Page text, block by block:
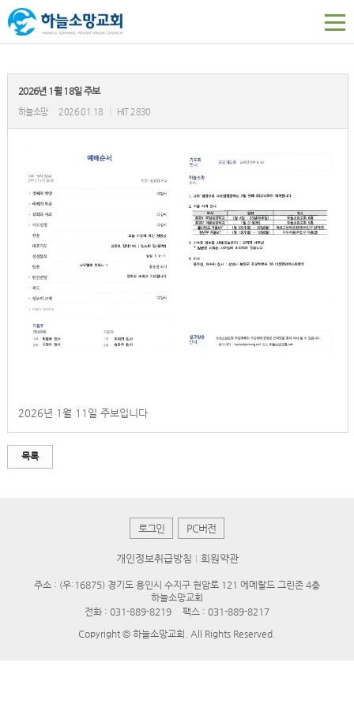
2026년 1월 18일 주보
하늘소망 2026.01.18 HIT 2830
2026년 1월 11일 주보입니다
목록
로그인 PC버전
개인정보취급방침 회원약관
주소 : (우:16875) 경기도 용인시 수지구 현암로 121 에메랄드 그린존 4층
하늘소망교회
전화 : 031-889-8219
팩스 : 031-889-8217
Copyright © 하늘소망교회. All Rights Reserved.